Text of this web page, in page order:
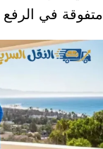
متفوقة في الرفع